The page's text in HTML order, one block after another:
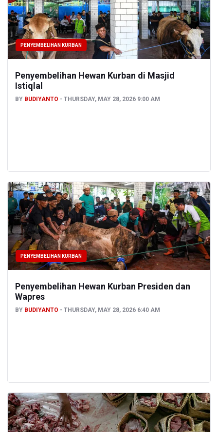
PENYEMBELIHAN KURBAN
Penyembelihan Hewan Kurban di Masjid
Istiqlal
BY BUDIYANTO THURSDAY, MAY 28, 2026 9:00 AM
PENYEMBELIHAN KURBAN
Penyembelihan Hewan Kurban Presiden dan
Wapres
BY BUDIYANTO THURSDAY, MAY 28, 2026 6:40 AM